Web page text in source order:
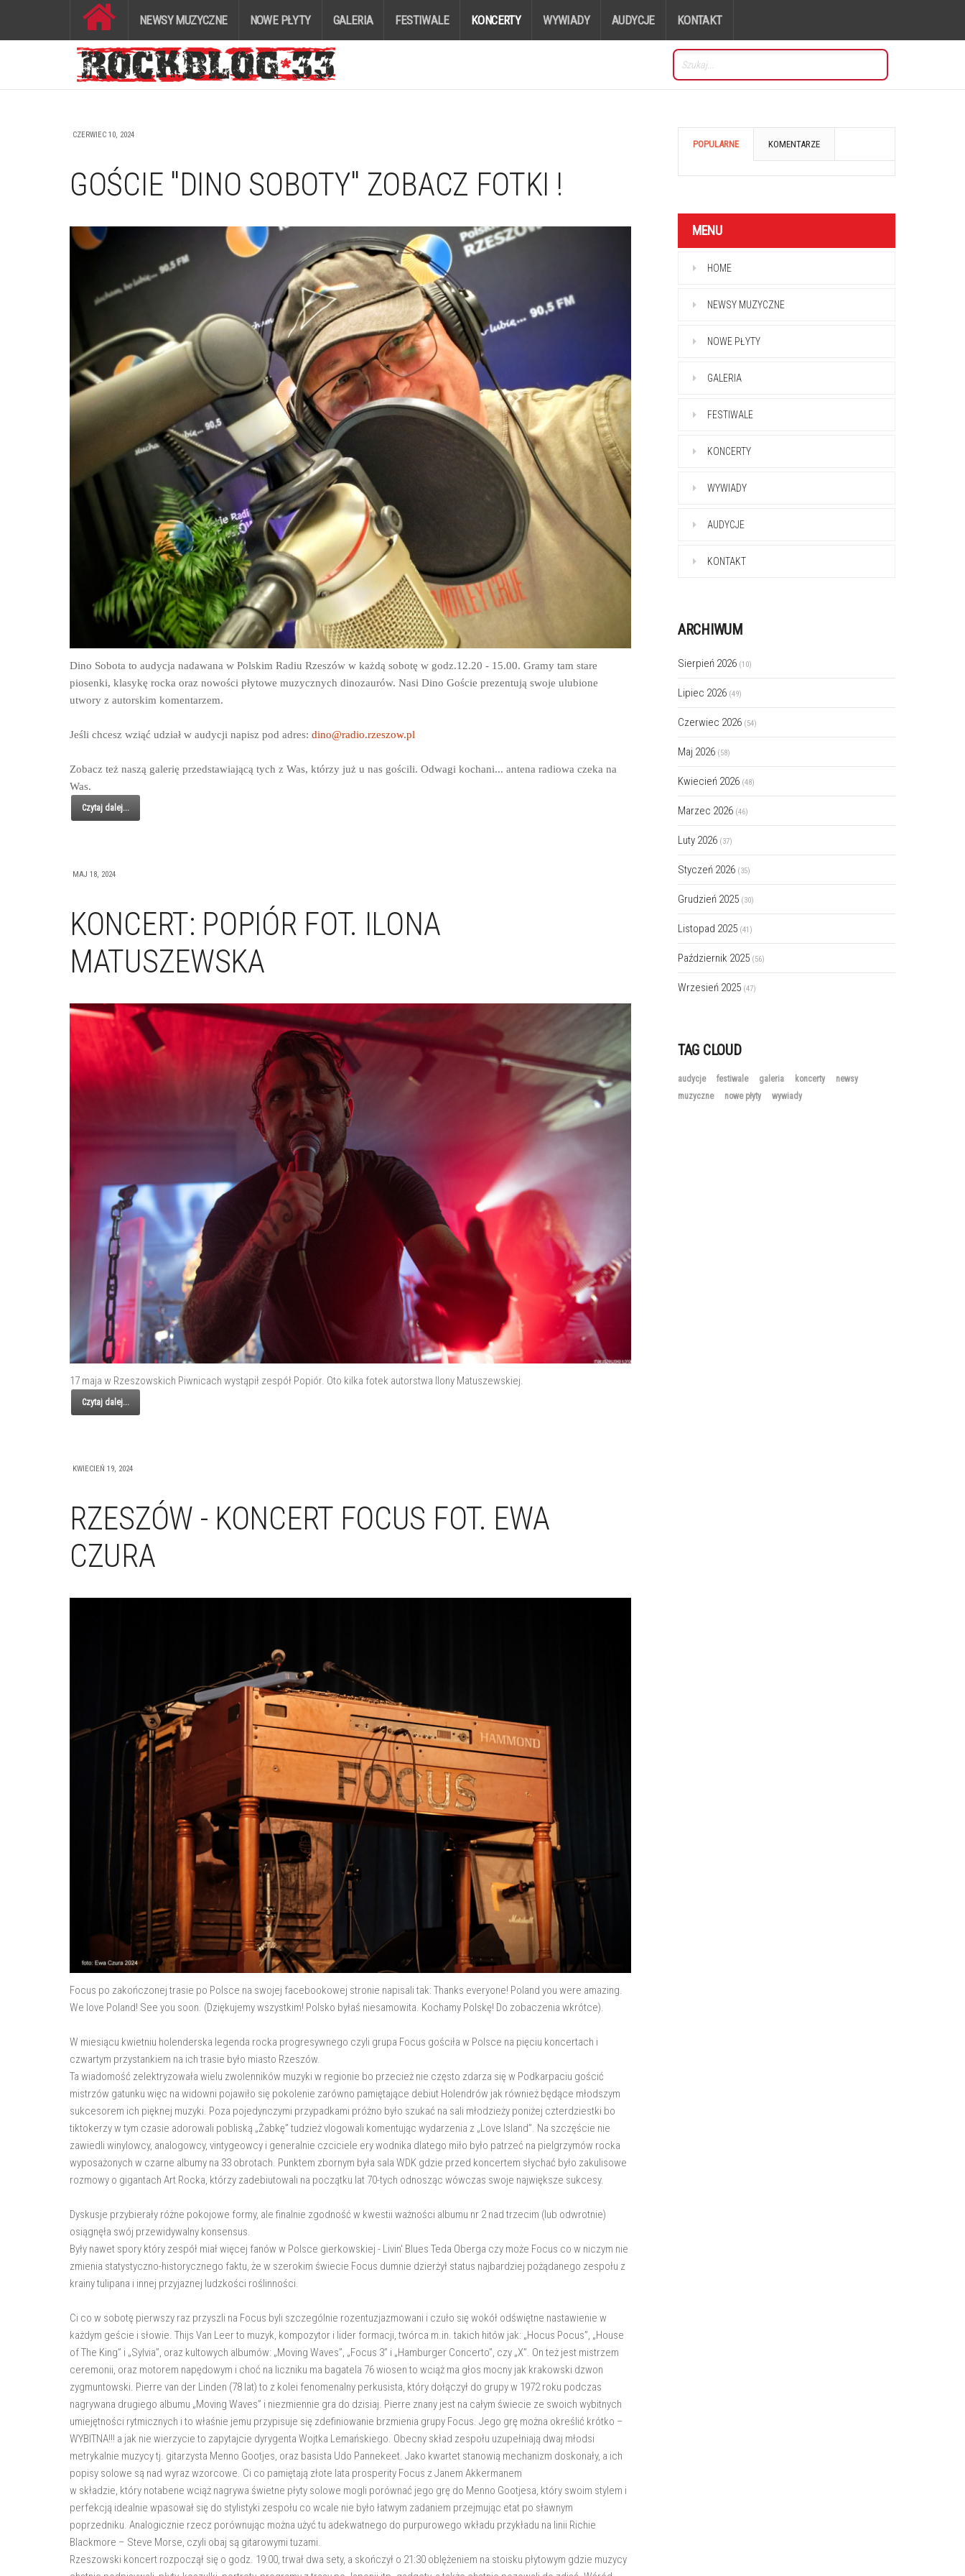
NEWSY MUZYCZNE NOWE PŁYTY GALERIA FESTIWALE KONCERTY WYWIADY AUDYCJE KONTAKT
CZERWIEC 10, 2024
GOŚCIE "DINO SOBOTY" ZOBACZ FOTKI !
Dino Sobota to audycja nadawana w Polskim Radiu Rzeszów w każdą sobotę w godz.12.20 - 15.00. Gramy tam stare
piosenki, klasykę rocka oraz nowości płytowe muzycznych dinozaurów. Nasi Dino Goście prezentują swoje ulubione
utwory z autorskim komentarzem.
Jeśli chcesz wziąć udział w audycji napisz pod adres: dino@radio.rzeszow.pl
Zobacz też naszą galerię przedstawiającą tych z Was, którzy już u nas gościli. Odwagi kochani... antena radiowa czeka na
Was.
Czytaj dalej...
MAJ 18, 2024
KONCERT: POPIÓR FOT. ILONA
MATUSZEWSKA
17 maja w Rzeszowskich Piwnicach wystąpił zespół Popiór. Oto kilka fotek autorstwa Ilony Matuszewskiej.
Czytaj dalej...
KWIECIEŃ 19, 2024
RZESZÓW - KONCERT FOCUS FOT. EWA
CZURA
Focus po zakończonej trasie po Polsce na swojej facebookowej stronie napisali tak: Thanks everyone! Poland you were amazing.
We love Poland! See you soon. (Dziękujemy wszystkim! Polsko byłaś niesamowita. Kochamy Polskę! Do zobaczenia wkrótce).
W miesiącu kwietniu holenderska legenda rocka progresywnego czyli grupa Focus gościła w Polsce na pięciu koncertach i
czwartym przystankiem na ich trasie było miasto Rzeszów.
Ta wiadomość zelektryzowała wielu zwolenników muzyki w regionie bo przecież nie często zdarza się w Podkarpaciu gościć
mistrzów gatunku więc na widowni pojawiło się pokolenie zarówno pamiętające debiut Holendrów jak również będące młodszym
sukcesorem ich pięknej muzyki. Poza pojedynczymi przypadkami próżno było szukać na sali młodzieży poniżej czterdziestki bo
tiktokerzy w tym czasie adorowali pobliską „Żabkę” tudzież vlogowali komentując wydarzenia z „Love lsland”. Na szczęście nie
zawiedli winylowcy, analogowcy, vintygeowcy i generalnie czciciele ery wodnika dlatego miło było patrzeć na pielgrzymów rocka
wyposażonych w czarne albumy na 33 obrotach. Punktem zbornym była sala WDK gdzie przed koncertem słychać było zakulisowe
rozmowy o gigantach Art Rocka, którzy zadebiutowali na początku lat 70-tych odnosząc wówczas swoje największe sukcesy.
Dyskusje przybierały różne pokojowe formy, ale finalnie zgodność w kwestii ważności albumu nr 2 nad trzecim (lub odwrotnie)
osiągnęła swój przewidywalny konsensus.
Były nawet spory który zespół miał więcej fanów w Polsce gierkowskiej - Livin' Blues Teda Oberga czy może Focus co w niczym nie
zmienia statystyczno-historycznego faktu, że w szerokim świecie Focus dumnie dzierżył status najbardziej pożądanego zespołu z
krainy tulipana i innej przyjaznej ludzkości roślinności.
Ci co w sobotę pierwszy raz przyszli na Focus byli szczególnie rozentuzjazmowani i czuło się wokół odświętne nastawienie w
każdym geście i słowie. Thijs Van Leer to muzyk, kompozytor i lider formacji, twórca m.in. takich hitów jak: „Hocus Pocus”, „House
of The King” i „Sylvia”, oraz kultowych albumów: „Moving Waves”, „Focus 3” i „Hamburger Concerto”, czy „X”. On też jest mistrzem
ceremonii, oraz motorem napędowym i choć na liczniku ma bagatela 76 wiosen to wciąż ma głos mocny jak krakowski dzwon
zygmuntowski. Pierre van der Linden (78 lat) to z kolei fenomenalny perkusista, który dołączył do grupy w 1972 roku podczas
nagrywana drugiego albumu „Moving Waves” i niezmiennie gra do dzisiaj. Pierre znany jest na całym świecie ze swoich wybitnych
umiejętności rytmicznych i to właśnie jemu przypisuje się zdefiniowanie brzmienia grupy Focus. Jego grę można określić krótko –
WYBITNA!!! a jak nie wierzycie to zapytajcie dyrygenta Wojtka Lemańskiego. Obecny skład zespołu uzupełniają dwaj młodsi
metrykalnie muzycy tj. gitarzysta Menno Gootjes, oraz basista Udo Pannekeet. Jako kwartet stanowią mechanizm doskonały, a ich
popisy solowe są nad wyraz wzorcowe. Ci co pamiętają złote lata prosperity Focus z Janem Akkermanem
w składzie, który notabene wciąż nagrywa świetne płyty solowe mogli porównać jego grę do Menno Gootjesa, który swoim stylem i
perfekcją idealnie wpasował się do stylistyki zespołu co wcale nie było łatwym zadaniem przejmując etat po sławnym
poprzedniku. Analogicznie rzecz porównując można użyć tu adekwatnego do purpurowego wkładu przykładu na linii Richie
Blackmore – Steve Morse, czyli obaj są gitarowymi tuzami.
Rzeszowski koncert rozpoczął się o godz. 19:00, trwał dwa sety, a skończył o 21:30 oblężeniem na stoisku płytowym gdzie muzycy
POPULARNE KOMENTARZE
MENU
HOME
NEWSY MUZYCZNE
NOWE PŁYTY
GALERIA
FESTIWALE
KONCERTY
WYWIADY
AUDYCJE
KONTAKT
ARCHIWUM
Sierpień 2026 (10)
Lipiec 2026 (49)
Czerwiec 2026 (54)
Maj 2026 (58)
Kwiecień 2026 (48)
Marzec 2026 (46)
Luty 2026 (37)
Styczeń 2026 (35)
Grudzień 2025 (30)
Listopad 2025 (41)
Październik 2025 (56)
Wrzesień 2025 (47)
TAG CLOUD
audycje festiwale galeria koncerty
newsy
muzyczne
nowe płyty wywiady